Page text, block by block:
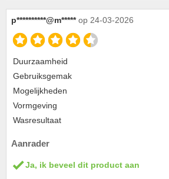
p**********@m***** op 24-03-2026
Duurzaamheid
Gebruiksgemak
Mogelijkheden
Vormgeving
Wasresultaat
Aanrader
Ja, ik beveel dit product aan